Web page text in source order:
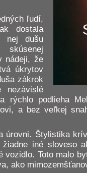
ľudí,
dostala
nej dušu
nádeji, že
úkrytov
zákrok
rýchlo podlieha
a bez veľkej
úrovni. Štylistika
iné sloveso
vozidlo. Toto malo
ako